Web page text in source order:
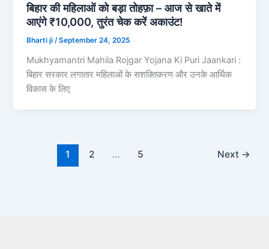
बिहार की महिलाओं को बड़ा तोहफ़ा – आज से खाते में
आएंगे ₹10,000, तुरंत चेक करें अकाउंट!
Bharti ji/September 24, 2025
Mukhyamantri Mahila Rojgar Yojana Ki Puri Jaankari :
बिहार सरकार लगातार महिलाओं के सशक्तिकरण और उनके आर्थिक
विकास के लिए
1 2 … 5 Next →